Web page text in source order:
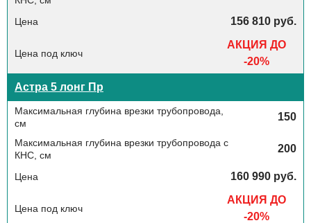
156 810 руб.
АКЦИЯ ДО
-20%
Астра 5 лонг Пр
150
200
160 990 руб.
АКЦИЯ ДО
-20%